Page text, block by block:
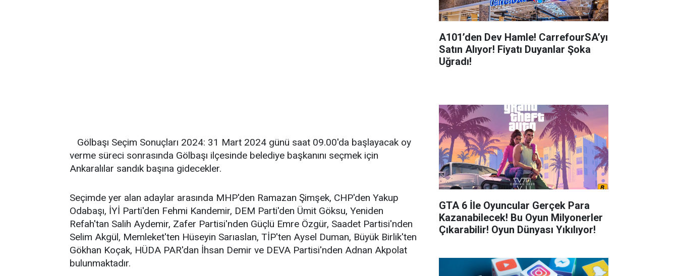
Gölbaşı Seçim Sonuçları 2024: 31 Mart 2024 günü saat 09.00'da başlayacak oy
verme süreci sonrasında Gölbaşı ilçesinde belediye başkanını seçmek için
Ankaralılar sandık başına gidecekler.
Seçimde yer alan adaylar arasında MHP'den Ramazan Şimşek, CHP'den Yakup
Odabaşı, İYİ Parti'den Fehmi Kandemir, DEM Parti'den Ümit Göksu, Yeniden
Refah'tan Salih Aydemir, Zafer Partisi'nden Güçlü Emre Özgür, Saadet Partisi'nden
Selim Akgül, Memleket'ten Hüseyin Sarıaslan, TİP'ten Aysel Duman, Büyük Birlik'ten
Gökhan Koçak, HÜDA PAR'dan İhsan Demir ve DEVA Partisi'nden Adnan Akpolat
bulunmaktadır.
A101’den Dev Hamle! CarrefourSA’yı
Satın Alıyor! Fiyatı Duyanlar Şoka
Uğradı!
GTA 6 İle Oyuncular Gerçek Para
Kazanabilecek! Bu Oyun Milyonerler
Çıkarabilir! Oyun Dünyası Yıkılıyor!